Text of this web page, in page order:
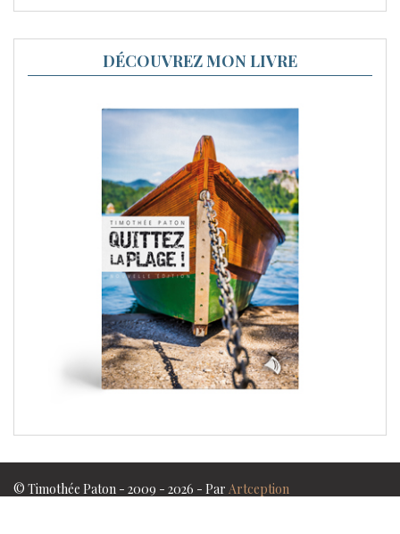
DÉCOUVREZ MON LIVRE
© Timothée Paton - 2009 - 2026 - Par Artception